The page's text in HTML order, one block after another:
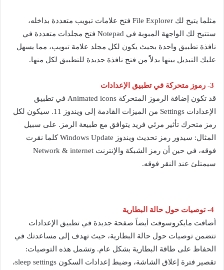
مثلما يتيح لك File Explorer فتح علامات تبويب متعددة بداخله،
ستتيح لك الواجهة المبوبة في Notepad فتح مجلدات متعددة في
نافذة تطبيق واحدة بحيث يكون لكل مجلد علامة تبويب، مما يسهل
عليك التبديل بينها بدلاً من فتح نافذة جديدة للتطبيق لكل منها.
3- رموز متحركة في تطبيق الإعدادات
قد تكون إضافة الرموز المتحركة Animated icons في تطبيق
الإعدادات Settings من الميزات القادمة إلى ويندوز 11. سيكون لكل
رمز متحرك تأثير مرئي فريد يتوافق مع طبيعة الرمز. على سبيل
المثال: سيدور رمز تحديث ويندوز Windows Update كلما نقرت
فوقه، في حين أن رمز الشبكة والإنترنت Network & internet
سيمتلئ عند النقر فوقه.
4- توصيات حول حالة البطارية
أضافت مايكروسوفت أيضاً صفحة جديدة في تطبيق الإعدادات
تتضمن توصيات حول حالة البطارية، حيث تهدف إلى مساعدتك في
الحفاظ على طاقة البطارية بشكل عام. وتشمل هذه التوصيات:
تقصير فترة إعلاق الشاشة، وضبط إعدادات السكون sleep settings،